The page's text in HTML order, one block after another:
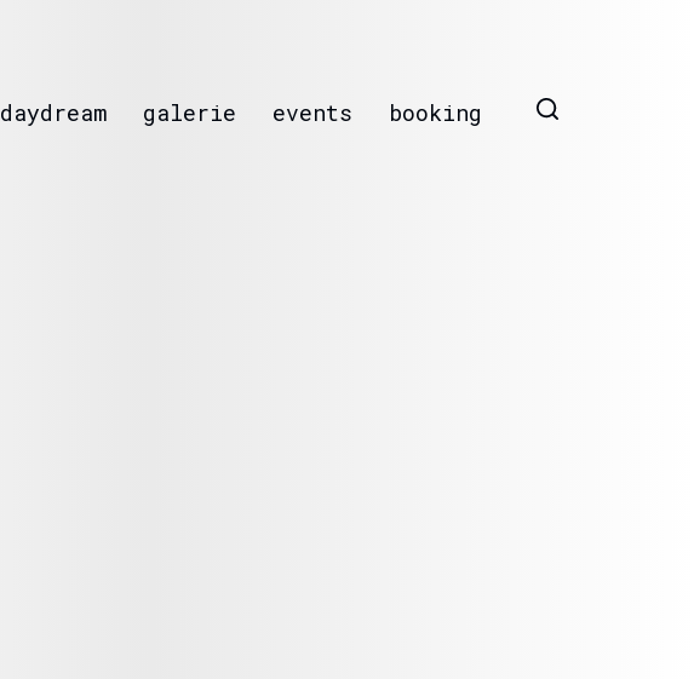
daydream galerie events booking